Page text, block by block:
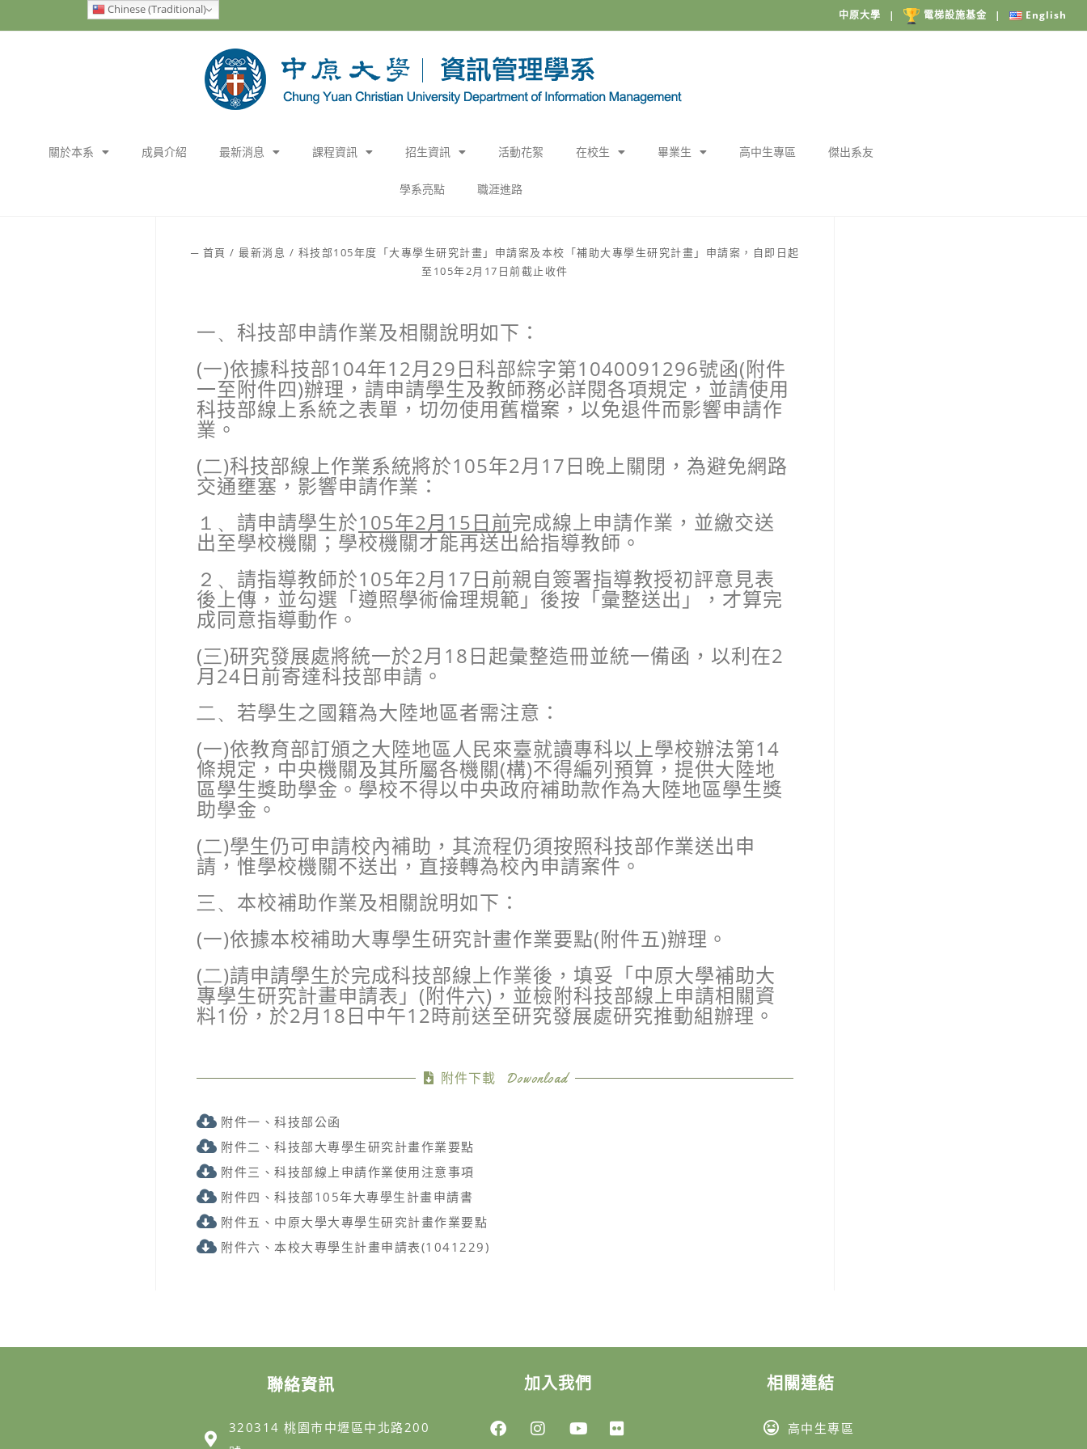
中原大學 | 電梯設施基金 | English
關於本系 成員介紹 最新消息 課程資訊 招生資訊 活動花絮 在校生 畢業生 高中生專區 傑出系友
學系亮點 職涯進路
─ 首頁 / 最新消息 / 科技部105年度「大專學生研究計畫」申請案及本校「補助大專學生研究計畫」申請案，自即日起
至105年2月17日前截止收件
一、 科技部申請作業及相關說明如下：
(一)依據科技部104年12月29日科部綜字第1040091296號函(附件
一至附件四)辦理，請申請學生及教師務必詳閱各項規定，並請使用
科技部線上系統之表單，切勿使用舊檔案，以免退件而影響申請作
業。
(二)科技部線上作業系統將於105年2月 17日晚上關閉，為避免網路
交通壅塞，影響申請作業：
１、 請申請學生於105年2月 15日前完成線上申請作業，並繳交送
出至學校機關；學校機關才能再送出給指導教師。
２、 請指導教師於105年2月 17日前親自簽署指導教授初評意見表
後上傳，並勾選「遵照學術倫理規範」後按「彙整送出」，才算完
成同意指導動作。
(三)研究發展處將統一於2月 18日起彙整造冊並統一備函，以利在2
月24日前寄達科技部申請。
二、 若學生之國籍為大陸地區者需注意：
(一)依教育部訂頒之大陸地區人民來臺就讀專科以上學校辦法第14
條規定，中央機關及其所屬各機關(構)不得編列預算，提供大陸地
區學生獎助學金。學校不得以中央政府補助款作為大陸地區學生獎
助學金。
(二)學生仍可申請校內補助，其流程仍須按照科技部作業送出申
請，惟學校機關不送出，直接轉為校內申請案件。
三、 本校補助作業及相關說明如下：
(一)依據本校補助大專學生研究計畫作業要點(附件五)辦理。
(二)請申請學生於完成科技部線上作業後，填妥「中原大學補助大
專學生研究計畫申請表」 (附件六) ，並檢附科技部線上申請相關資
料1份，於2月 18日中午12時前送至研究發展處研究推動組辦理。
附件下載 Dowonload
附件一、科技部公函
附件二、科技部大專學生研究計畫作業要點
附件三、科技部線上申請作業使用注意事項
附件四、科技部105年大專學生計畫申請書
附件五、中原大學大專學生研究計畫作業要點
附件六、本校大專學生計畫申請表(1041229)
聯絡資訊
320314 桃園市中壢區中北路200
加入我們 相關連結
高中生專區
Chinese (Traditional)